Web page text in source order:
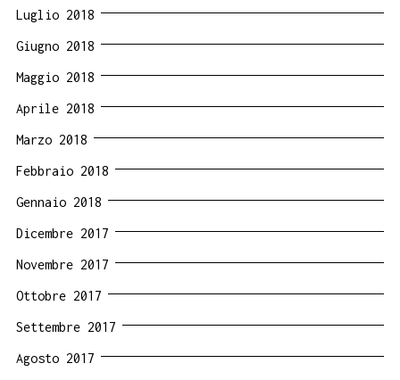
Luglio 2018
Giugno 2018
Maggio 2018
Aprile 2018
Marzo 2018
Febbraio 2018
Gennaio 2018
Dicembre 2017
Novembre 2017
Ottobre 2017
Settembre 2017
Agosto 2017